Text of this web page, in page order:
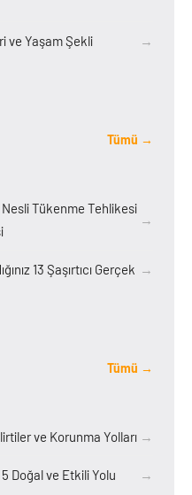
ve Yaşam Şekli →
Tümü →
Nesli Tükenme Tehlikesi
→
13 Şaşırtıcı Gerçek →
Tümü →
ve Korunma Yolları →
Doğal ve Etkili Yolu →